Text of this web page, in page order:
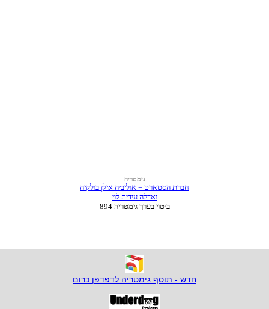
חדש - תוסף גימטריה לדפדפן כרום